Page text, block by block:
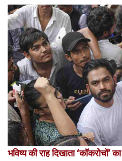
भविष्य की राह दिखाता